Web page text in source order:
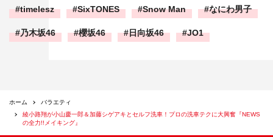
timelesz SixTONES Snow Man なにわ男子
乃木坂46 櫻坂46 日向坂46 JO1
ホーム
バラエティ
綾小路翔が小山慶一郎＆加藤シゲアキとセルフ洗車！プロの洗車テクに大興奮『NEWS
の全力!!メイキング』